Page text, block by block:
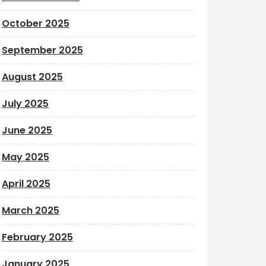
October 2025
September 2025
August 2025
July 2025
June 2025
May 2025
April 2025
March 2025
February 2025